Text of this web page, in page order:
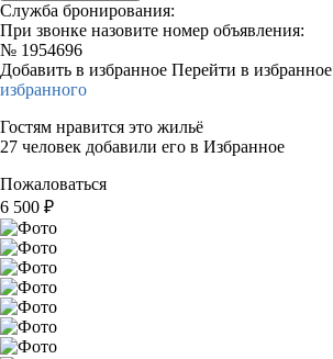
Служба бронирования:
При звонке назовите номер объявления:
№ 1954696
Добавить в избранное Перейти в избранное
избранного
Гостям нравится это жильё
27 человек добавили его в Избранное
Пожаловаться
6 500 ₽